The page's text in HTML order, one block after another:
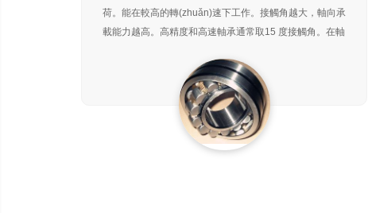
荷。能在較高的轉(zhuǎn)速下工作。接觸角越大，軸向承
載能力越高。高精度和高速軸承通常取15 度接觸角。在軸
承受一個(gè)方向的軸向